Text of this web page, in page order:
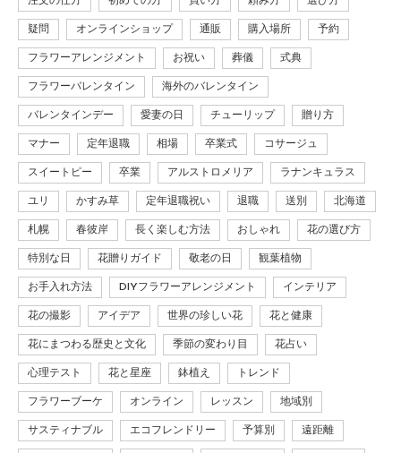
疑問 オンラインショップ 通販 購入場所 予約
フラワーアレンジメント お祝い 葬儀 式典
フラワーバレンタイン 海外のバレンタイン
バレンタインデー 愛妻の日 チューリップ 贈り方
マナー 定年退職 相場 卒業式 コサージュ
スイートピー 卒業 アルストロメリア ラナンキュラス
ユリ かすみ草 定年退職祝い 退職 送別 北海道
札幌 春彼岸 長く楽しむ方法 おしゃれ 花の選び方
特別な日 花贈りガイド 敬老の日 観葉植物
お手入れ方法 DIYフラワーアレンジメント インテリア
花の撮影 アイデア 世界の珍しい花 花と健康
花にまつわる歴史と文化 季節の変わり目 花占い
心理テスト 花と星座 鉢植え トレンド
フラワーブーケ オンライン レッスン 地域別
サスティナブル エコフレンドリー 予算別 遠距離